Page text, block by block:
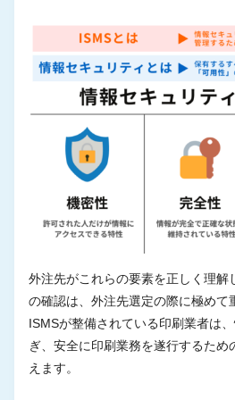
外注先がこれらの要素を正しく理解
の確認は、外注先選定の際に極めて
ISMSが整備されている印刷業者は
ぎ、安全に印刷業務を遂行するため
えます。